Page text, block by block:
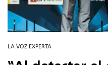
LA VOZ EXPERTA